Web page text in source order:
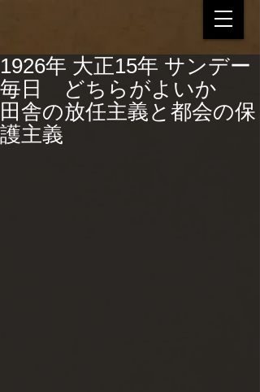
1926年 大正15年 サンデー
毎日 どちらがよいか
田舎の放任主義と都会の保
護主義